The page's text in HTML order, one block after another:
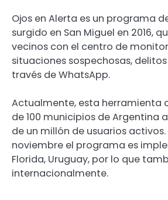
Ojos en Alerta es un programa
surgido en San Miguel en 2016,
vecinos con el centro de
situaciones sospechosas,
través de WhatsApp.
Actualmente, esta herramienta
de 100 municipios de Argentina
de un millón de usuarios
noviembre el programa es
Florida, Uruguay, por lo que
internacionalmente.